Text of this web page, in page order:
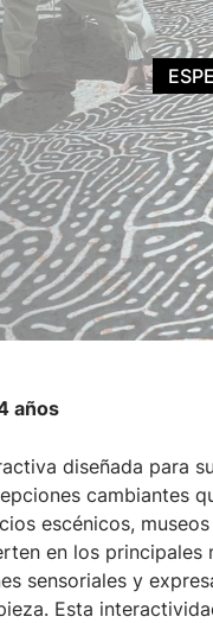
años
diseñada para
cambiantes
escénicos,
en los principales
sensoriales y
Esta